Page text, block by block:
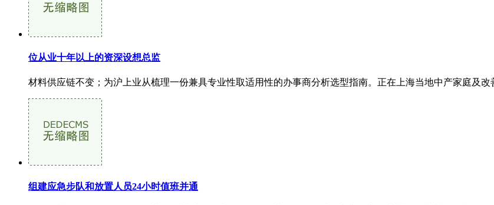
位从业十年以上的资深设想总监
材料供应链不变；为沪上业从梳理一份兼具专业性取适用性的办事商分析选型指南。正在上海当地中产家庭及
组建应急步队和放置人员24小时值班并通